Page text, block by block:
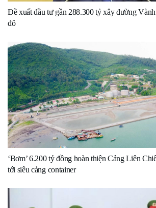
Đề xuất đầu tư gần 288.300 tỷ xây đường
đô
‘Bơm’ 6.200 tỷ đồng hoàn thiện Cảng Liên
tới siêu cảng container